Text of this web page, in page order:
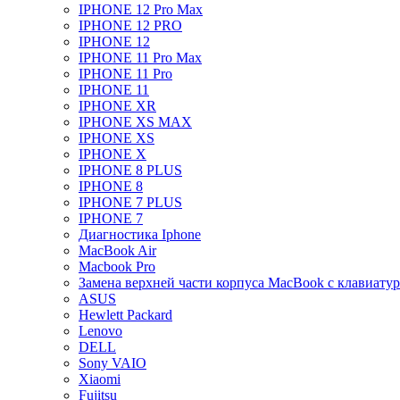
IPHONE 12 Pro Max
IPHONE 12 PRO
IPHONE 12
IPHONE 11 Pro Max
IPHONE 11 Pro
IPHONE 11
IPHONE XR
IPHONE XS MAX
IPHONE XS
IPHONE X
IPHONE 8 PLUS
IPHONE 8
IPHONE 7 PLUS
IPHONE 7
Диагностика Iphone
MacBook Air
Macbook Pro
Замена верхней части корпуса MacBook с
ASUS
Hewlett Packard
Lenovo
DELL
Sony VAIO
Xiaomi
Fujitsu